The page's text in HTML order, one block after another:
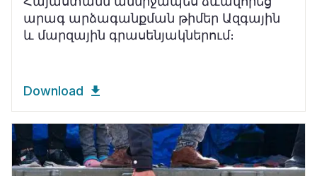
արագ արձագանքման թիմեր Ազգային
և մարզային գրասենյակներում։
Download